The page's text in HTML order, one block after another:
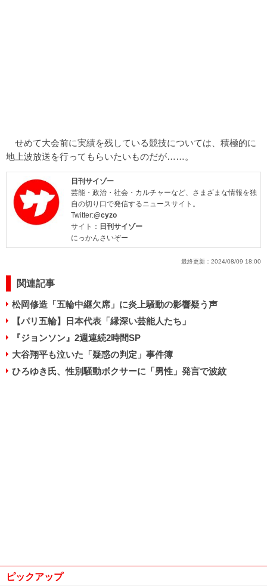
せめて大会前に実績を残している競技については、積極的に
地上波放送を行ってもらいたいものだが……。
日刊サイゾー
芸能・政治・社会・カルチャーなど、さまざまな情報を独
自の切り口で発信するニュースサイト。
Twitter:@cyzo
サイト： 日刊サイゾー
にっかんさいぞー
最終更新： 2024/08/09 18:00
関連記事
松岡修造「五輪中継欠席」に炎上騒動の影響疑う声
【パリ五輪】日本代表「縁深い芸能人たち」
『ジョンソン』2週連続2時間SP
大谷翔平も泣いた「疑惑の判定」事件簿
ひろゆき氏、性別騒動ボクサーに「男性」発言で波紋
ピックアップ